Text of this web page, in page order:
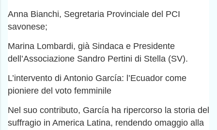
Anna Bianchi, Segretaria Provinciale del PCI
savonese;
Marina Lombardi, già Sindaca e Presidente
dell’Associazione Sandro Pertini di Stella (SV).
L’intervento di Antonio García: l’Ecuador come
pioniere del voto femminile
Nel suo contributo, García ha ripercorso la storia del
suffragio in America Latina, rendendo omaggio alla